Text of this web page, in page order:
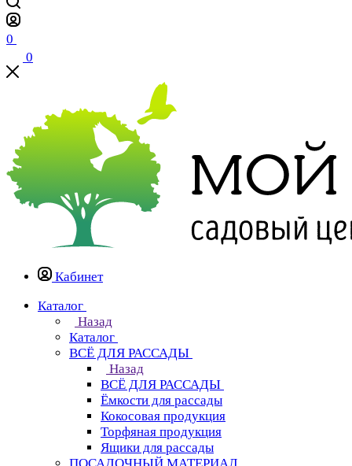
0
0
Кабинет
Каталог
Назад
Каталог
ВСЁ ДЛЯ РАССАДЫ
Назад
ВСЁ ДЛЯ РАССАДЫ
Ёмкости для рассады
Кокосовая продукция
Торфяная продукция
Ящики для рассады